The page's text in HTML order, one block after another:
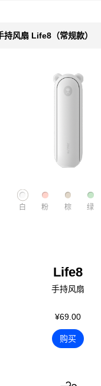
持风扇 Life8（常规款）
白 粉 棕 绿
Life8
手持风扇
¥69.00
购买